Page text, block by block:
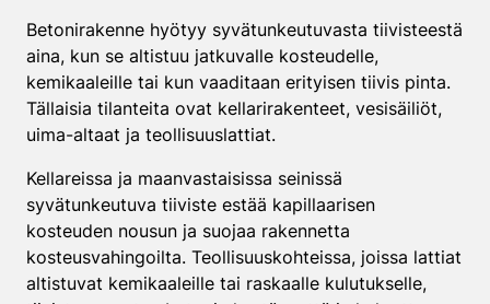
Betonirakenne hyötyy syvätunkeutuvasta tiivisteestä
aina, kun se altistuu jatkuvalle kosteudelle,
kemikaaleille tai kun vaaditaan erityisen tiivis pinta.
Tällaisia tilanteita ovat kellarirakenteet, vesisäiliöt,
uima-altaat ja teollisuuslattiat.
Kellareissa ja maanvastaisissa seinissä
syvätunkeutuva tiiviste estää kapillaarisen
kosteuden nousun ja suojaa rakennetta
kosteusvahingoilta. Teollisuuskohteissa, joissa lattiat
altistuvat kemikaaleille tai raskaalle kulutukselle,